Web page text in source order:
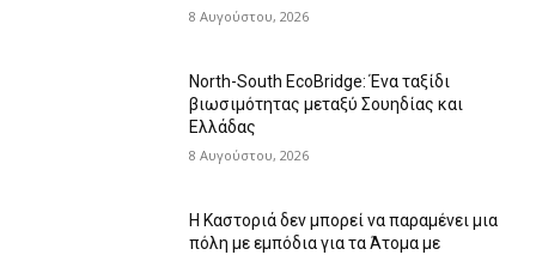
8 Αυγούστου, 2026
North-South EcoBridge: Ένα ταξίδι
βιωσιμότητας μεταξύ Σουηδίας και
Ελλάδας
8 Αυγούστου, 2026
Η Καστοριά δεν μπορεί να παραμένει μια
πόλη με εμπόδια για τα Άτομα με